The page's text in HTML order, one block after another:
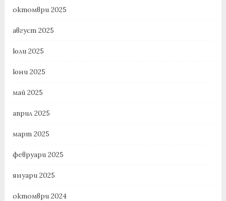
октомври 2025
август 2025
юли 2025
юни 2025
май 2025
април 2025
март 2025
февруари 2025
януари 2025
октомври 2024